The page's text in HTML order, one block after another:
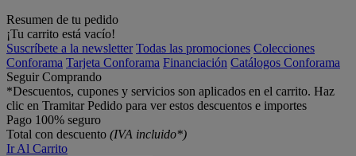
Resumen de tu pedido
¡Tu carrito está vacío!
Suscríbete a la newsletter Todas las promociones Colecciones
Conforama Tarjeta Conforama Financiación Catálogos Conforama
Seguir Comprando
*Descuentos, cupones y servicios son aplicados en el carrito. Haz
clic en Tramitar Pedido para ver estos descuentos e importes
Pago 100% seguro
Total con descuento (IVA incluido*)
Ir Al Carrito